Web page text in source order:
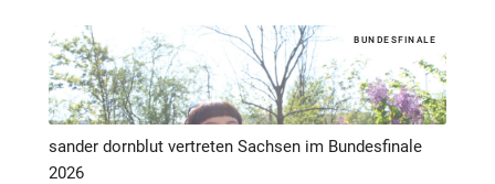
BUNDESFINALE
sander dornblut vertreten Sachsen im Bundesfinale
2026